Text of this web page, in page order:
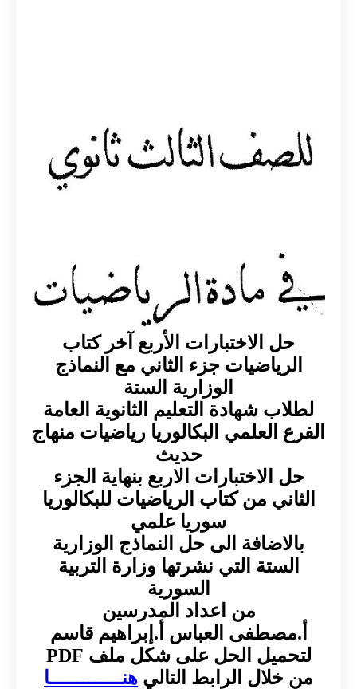
حل الاختبارات الأربع آخر كتاب
الرياضيات جزء الثاني مع النماذج
الوزارية الستة
لطلاب شهادة التعليم الثانوية العامة
الفرع العلمي البكالوريا رياضيات منهاج
حديث
حل الاختبارات الاربع بنهاية الجزء
الثاني من كتاب الرياضيات للبكالوريا
سوريا علمي
بالاضافة الى حل النماذج الوزارية
الستة التي نشرتها وزارة التربية
السورية
من اعداد المدرسين
أ.مصطفى العباس أ.إبراهيم قاسم
لتحميل الحل على شكل ملف PDF
من خلال الرابط التالي هنـــــــــــــا